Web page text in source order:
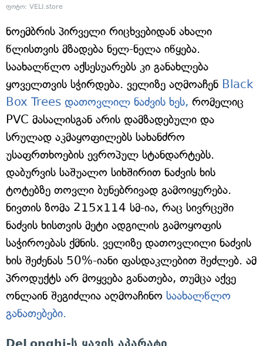
ფოტო: VELI.store
ნოემბრის პირველი რიცხვებიდან ახალი
წლისთვის მზადება ნელ-ნელა იწყება.
საახალწლო აქსესუარებს კი განახლება
ყოველთვის სჭირდება. ველიზე აღმოაჩენ Black
Box Trees დათოვლილ ნაძვის ხეს, რომელიც
PVC მასალისგან არის დამზადებული და
სრულად აკმაყოფილებს სახანძრო
უსაფრთხოების ევროპულ სტანდარტებს.
დაბურვის საშუალო სიხშირით ნაძვის ხის
ტოტებზე თოვლი ბუნებრივად გამოიყურება.
ნივთის ზომა 215x114 სმ-ია, რაც სივრცეში
ნაძვის ხისთვის მეტი ადგილის გამოყოფის
საჭიროებას ქმნის. ველიზე დათოვლილი ნაძვის
ხის შეძენას 50%-იანი ფასდაკლებით შეძლებ. ამ
პროდუქტს არ მოყვება განათება, თუმცა აქვე
ონლაინ შეგიძლია აღმოაჩინო საახალწლო
განათებები.
DeLonghi-ს ყავის აპარატი